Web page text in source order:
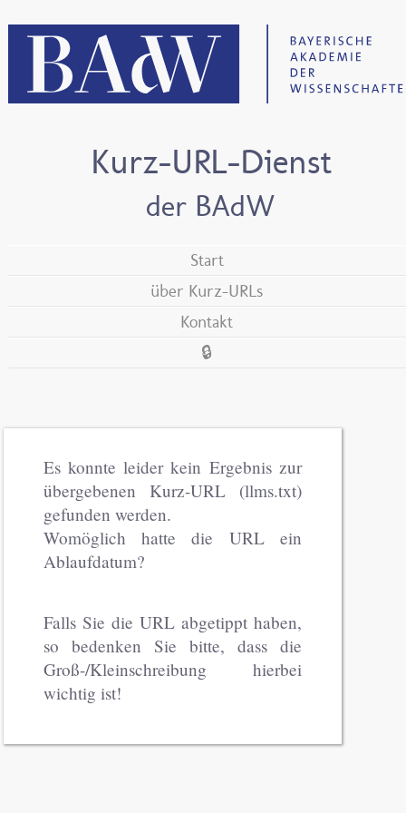
Kurz-URL-Dienst
der BAdW
Start
über Kurz-URLs
Kontakt
🔒
Es konnte leider kein Ergebnis zur
übergebenen Kurz-URL (llms.txt)
gefunden werden.
Womöglich hatte die URL ein
Ablaufdatum?
Falls Sie die URL abgetippt haben,
so bedenken Sie bitte, dass die
Groß-/Kleinschreibung hierbei
wichtig ist!